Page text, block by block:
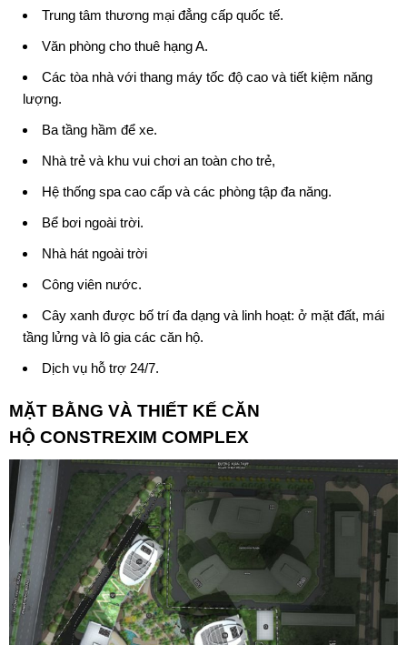
Trung tâm thương mại đẳng cấp quốc tế.
Văn phòng cho thuê hạng A.
Các tòa nhà với thang máy tốc độ cao và tiết kiệm năng
lượng.
Ba tầng hầm để xe.
Nhà trẻ và khu vui chơi an toàn cho trẻ,
Hệ thống spa cao cấp và các phòng tập đa năng.
Bể bơi ngoài trời.
Nhà hát ngoài trời
Công viên nước.
Cây xanh được bố trí đa dạng và linh hoạt: ở mặt đất, mái
tầng lửng và lô gia các căn hộ.
Dịch vụ hỗ trợ 24/7.
MẶT BẰNG VÀ THIẾT KẾ CĂN
HỘ CONSTREXIM COMPLEX